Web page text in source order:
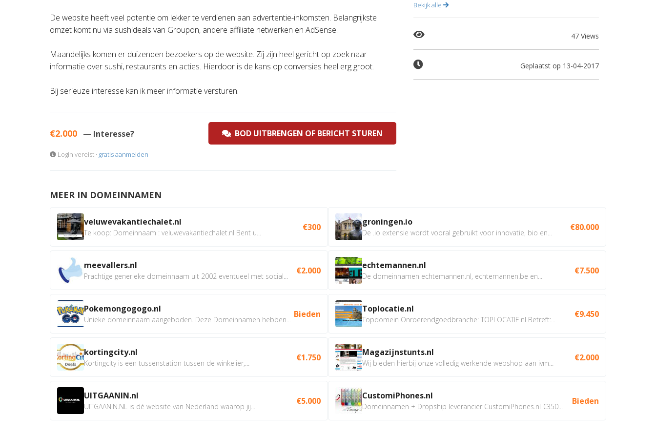
De website heeft veel potentie om lekker te verdienen aan advertentie-inkomsten. Belangrijkste
omzet komt nu via sushideals van Groupon, andere affiliate netwerken en AdSense.
Maandelijks komen er duizenden bezoekers op de website. Zij zijn heel gericht op zoek naar
informatie over sushi, restaurants en acties. Hierdoor is de kans op conversies heel erg groot.
Bij serieuze interesse kan ik meer informatie versturen.
€2.000 — Interesse? BOD UITBRENGEN OF BERICHT STUREN
Login vereist · gratis aanmelden
Bekijk alle
47 Views
Geplaatst op 13-04-2017
MEER IN DOMEINNAMEN
veluwevakantiechalet.nl
Te koop: Domeinnaam : veluwevakantiechalet.nl Bent u...
€300
meevallers.nl
Prachtige generieke domeinnaam uit 2002 eventueel met social...
€2.000
Pokemongogogo.nl
Unieke domeinnaam aangeboden. Deze Domeinnamen hebben...
Bieden
kortingcity.nl
Kortingcity is een tussenstation tussen de winkelier,...
€1.750
UITGAANIN.nl
UITGAANIN.NL is dé website van Nederland waarop jij...
€5.000
groningen.io
De .io extensie wordt vooral gebruikt voor innovatie, bio en...
€80.000
echtemannen.nl
De domeinnamen echtemannen.nl, echtemannen.be en...
€7.500
Toplocatie.nl
Topdomein Onroerendgoedbranche: TOPLOCATIE.nl Betreft:...
€9.450
Magazijnstunts.nl
Wij bieden hierbij onze volledig werkende webshop aan ivm...
€2.000
CustomiPhones.nl
Domeinnamen + Dropship leverancier CustomiPhones.nl €350...
Bieden